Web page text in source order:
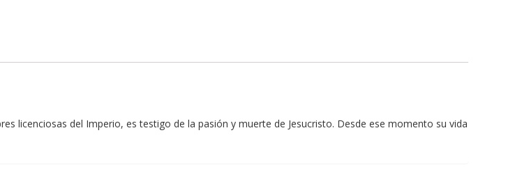
licenciosas del Imperio, es testigo de la pasión y muerte de Jesucristo. Desde ese momento su vida